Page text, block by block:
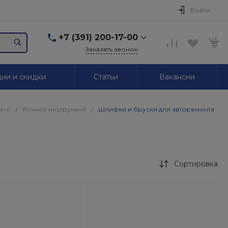
Войти
+7 (391) 200-17-00
г. Красноярск,
Заказать звонок
и скидки Статьи Вакансии
/ Ручной инструмент / Шлифки и бруски для авторемонта
Сортировка